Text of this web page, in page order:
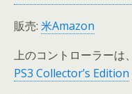
販売: 米Amazon
上のコントローラーは、
PS3 Collector’s Edition